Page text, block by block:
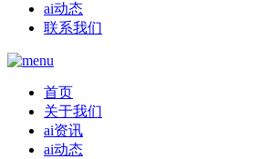
ai动态
联系我们
首页
关于我们
ai资讯
ai动态